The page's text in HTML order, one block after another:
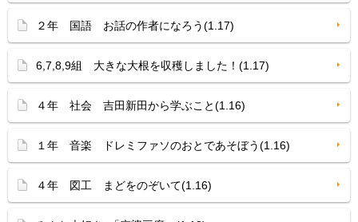
２年 国語 お話の作者になろう(1.17)
6,7,8,9組 大きな大根を収穫しました！(1.17)
４年 社会 吉田新田から学ぶこと(1.16)
１年 音楽 ドレミファソのおとであそぼう(1.16)
４年 図工 まどをのぞいて(1.16)